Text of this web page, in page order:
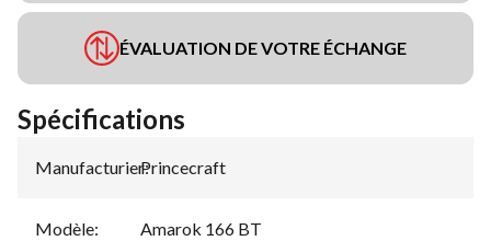
ÉVALUATION DE VOTRE ÉCHANGE
Spécifications
Manufacturier:
Princecraft
Modèle: Amarok 166 BT